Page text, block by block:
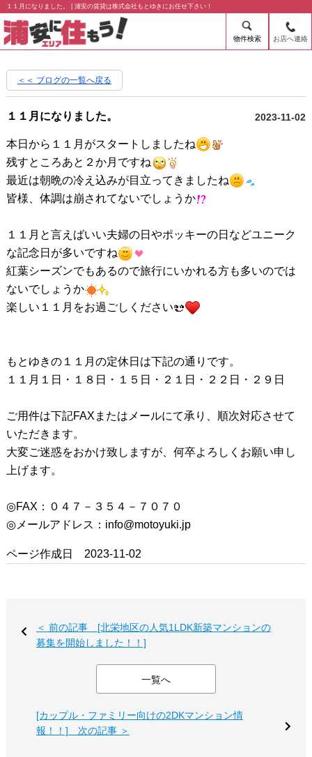
１１月になりました。 | 浦安の賃貸は株式会社もとゆきにお任せ下さい！
物件検索 お店へ連絡
＜＜ ブログの一覧へ戻る
１１月になりました。 2023-11-02
本日から１１月がスタートしましたね
残すところあと２か月ですね
最近は朝晩の冷え込みが目立ってきましたね
皆様、体調は崩されてないでしょうか
１１月と言えばいい夫婦の日やポッキーの日などユニーク
な記念日が多いですね
紅葉シーズンでもあるので旅行にいかれる方も多いのでは
ないでしょうか
楽しい１１月をお過ごしください
もとゆきの１１月の定休日は下記の通りです。
１１月１日・１８日・１５日・２１日・２２日・２９日
ご用件は下記FAXまたはメールにて承り、順次対応させて
いただきます。
大変ご迷惑をおかけ致しますが、何卒よろしくお願い申し
上げます。
◎FAX：０４７－３５４－７０７０
◎メールアドレス：info@motoyuki.jp
ページ作成日 2023-11-02
＜ 前の記事 [北栄地区の人気1LDK新築マンションの
募集を開始しました！！]
一覧へ
[カップル・ファミリー向けの2DKマンション情
報！！] 次の記事 ＞